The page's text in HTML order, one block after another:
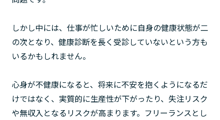
しかし中には、仕事が忙しいために自身の健康状態が二
の次となり、健康診断を長く受診していないという方も
いるかもしれません。
心身が不健康になると、将来に不安を抱くようになるだ
けではなく、実質的に生産性が下がったり、失注リスク
や無収入となるリスクが高まります。フリーランスとし